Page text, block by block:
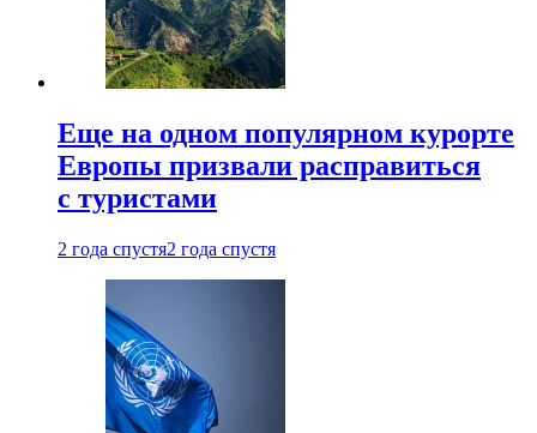
Еще на одном популярном курорте
Европы призвали расправиться
с туристами
2 года спустя2 года спустя